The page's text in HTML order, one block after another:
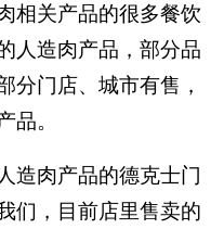
相关产品的很多餐饮
人造肉产品，部分品
分门店、城市有售，
品。
造肉产品的德克士门
们，目前店里售卖的